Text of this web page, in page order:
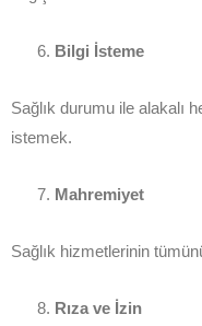
Bilgi İsteme
Sağlık durumu ile alakalı
istemek.
Mahremiyet
Sağlık hizmetlerinin
Rıza ve İzin